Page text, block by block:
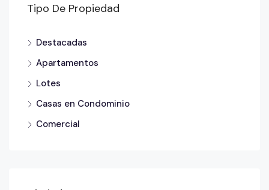
Tipo De Propiedad
Destacadas
Apartamentos
Lotes
Casas en Condominio
Comercial